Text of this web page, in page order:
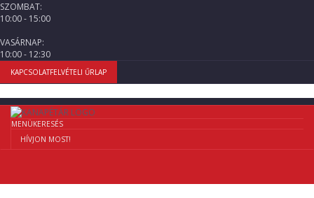
SZOMBAT:
10:00 - 15:00
VASÁRNAP:
10:00 - 12:30
KAPCSOLATFELVÉTELI ŰRLAP
MENÜKERESÉS
HÍVJON MOST!